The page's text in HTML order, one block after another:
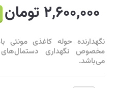
۲,۶۰۰,۰۰۰ تومان
مخصوص نگهداری
می‌باشد.